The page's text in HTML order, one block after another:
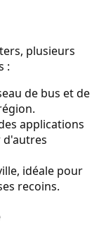
plusieurs
:
de bus et de
applications
idéale pour
recoins.